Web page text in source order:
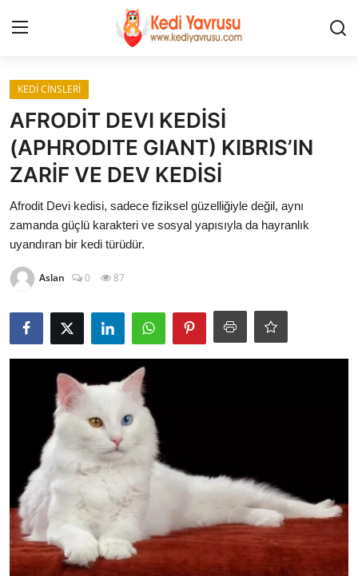
Giriş
İLETİŞİM
HAKKIMIZDA
REKLAM
KEDİ CİNSLERİ
KEDİPEDİA
KEDİ BAKIMI
KEDİ DÜNYASI
KEDİ MAMASI
VETERİNERLER
KEDİ CİNSLERİ
AFRODİT DEVI KEDİSİ
(APHRODITE GIANT) KIBRIS’IN
ZARİF VE DEV KEDİSİ
Afrodit Devi kedisi, sadece fiziksel güzelliğiyle değil, aynı
zamanda güçlü karakteri ve sosyal yapısıyla da hayranlık
uyandıran bir kedi türüdür.
Aslan 0 87